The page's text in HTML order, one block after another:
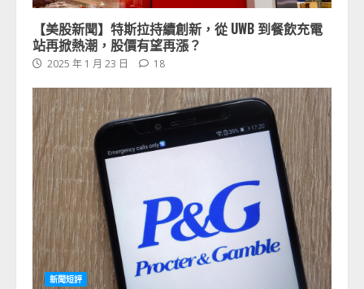
【美股新聞】特斯拉持續創新，從 UWB 到餐飲充電
站再掀熱潮，股價有望再漲？
2025 年 1 月 23 日 18
新聞短評